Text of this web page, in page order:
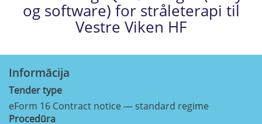
og software) for stråleterapi til
Vestre Viken HF
Informācija
Tender type
eForm 16 Contract notice — standard regime
Procedūra